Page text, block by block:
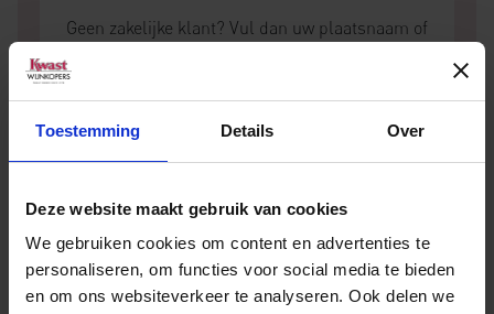
Toestemming Details Over
Deze website maakt gebruik van cookies
We gebruiken cookies om content en advertenties te
personaliseren, om functies voor social media te bieden
en om ons websiteverkeer te analyseren. Ook delen we
Geen zakelijke klant? Vul dan uw plaatsnaam of